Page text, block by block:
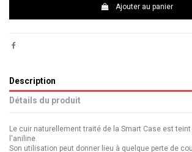
Ajouter au panier
Description
Détails du produit
Le cuir naturellement traité de la Smart Case est
l'aniline.
Son utilisation peut donner lieu à quelque perte de